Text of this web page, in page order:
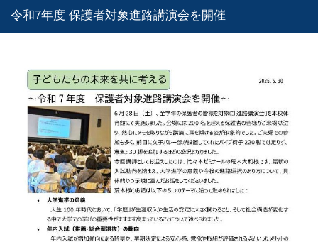
令和7年度 保護者対象進路講演会を開催